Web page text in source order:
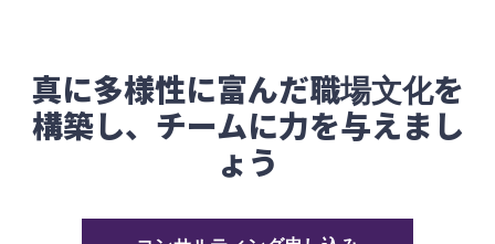
真に多様性に富んだ職場文化を
構築し、チームに力を与えまし
ょう